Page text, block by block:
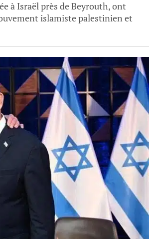
à Israël près de Beyrouth, ont
islamiste palestinien et